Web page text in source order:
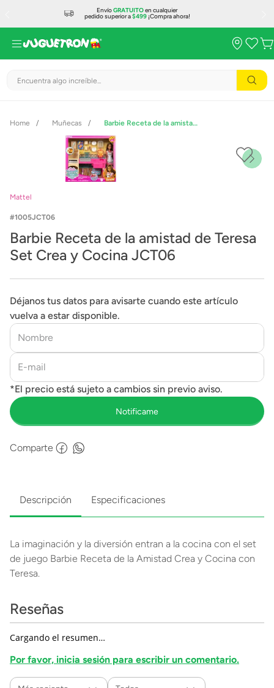
EnvíoGRATUITOen cualquier
pedido superior a$499¡Compra ahora!
Encuentra algo increíble...
Muñecas Barbie Receta de la amistad de Teresa Set Crea y Cocina JCT06
Mattel
1005JCT06
Barbie Receta de la amistad de Teresa
Set Crea y Cocina JCT06
Déjanos tus datos para avisarte cuando este artículo
vuelva a estar disponible.
Comparte
Descripción Especificaciones
La imaginación y la diversión entran a la cocina con el set
de juego Barbie Receta de la Amistad Crea y Cocina con
Teresa.
Reseñas
Cargando el resumen…
Por favor, inicia sesión para escribir un comentario.